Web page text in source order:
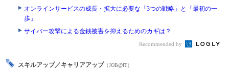
オンラインサービスの成長・拡大に必要な「3つの戦略」と「最初の一
歩」
サイバー攻撃による金銭被害を抑えるためのカギは？
Recommended by
スキルアップ／キャリアアップ （JOB@IT）